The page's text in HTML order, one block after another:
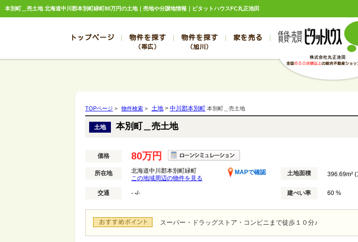
本別町＿売土地 北海道中川郡本別町緑町80万円の土地｜売地や分譲地情報｜ピタットハウスFC丸正池田
トップページ 物件を探す
（帯広）
売買
帯広の中古一戸建て
帯広の2000万～
物件を探す
（旭川）
売買
旭川の中古一戸建て
旭川の2000万～
家を売る
スタッフブログ
売却のお問合せ
TOPページ > 物件検索 > 土地 > 中川郡本別町 本別町＿売土地
土地 本別町＿売土地
価格 80万円
所在地 北海道中川郡本別町緑町
MAPで確認
この地域周辺の物件を見る
土地面積 396.69m²
交通 - -/- 建ぺい率 60 %
スーパー・ドラッグストア・コンビニまで徒歩１０分♪